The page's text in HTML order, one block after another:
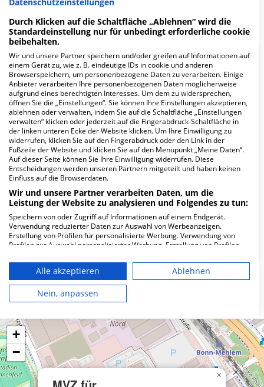
Mehr Informationen
FAQ
Hier ﬁnden Sie häuﬁg gestellte Fragen zu dieser Klinik.
Wie lautet die Adresse von MVZ für
Allgem.Medizin Bonn?
Mainzer Str. 45
53179 Bonn
Wie ist die Telefonnummer von MVZ für
Allgem.Medizin Bonn?
Karte
×
+
−
Durch Klicken auf die Schaltfläche „Ablehnen“ wird die
Standardeinstellung nur für unbedingt erforderliche cookie
beibehalten.
Wir und unsere Partner speichern und/oder greifen auf Informationen auf
einem Gerät zu, wie z. B. eindeutige IDs in cookie und anderen
Browserspeichern, um personenbezogene Daten zu verarbeiten. Einige
Anbieter verarbeiten Ihre personenbezogenen Daten möglicherweise
aufgrund eines berechtigten Interesses. Um dem zu widersprechen,
öffnen Sie die „Einstellungen“. Sie können Ihre Einstellungen akzeptieren,
ablehnen oder verwalten, indem Sie auf die Schaltfläche „Einstellungen
verwalten“ klicken oder jederzeit auf die Fingerabdruck-Schaltfläche in
der linken unteren Ecke der Website klicken. Um Ihre Einwilligung zu
widerrufen, klicken Sie auf den Fingerabdruck oder den Link in der
Fußzeile der Website und klicken Sie auf den Menüpunkt „Meine Daten“.
Auf dieser Seite können Sie Ihre Einwilligung widerrufen. Diese
Entscheidungen werden unseren Partnern mitgeteilt und haben keinen
Einfluss auf die Browserdaten.
Wir und unsere Partner verarbeiten Daten, um die
Leistung der Website zu analysieren und Folgendes zu tun:
Speichern von oder Zugriff auf Informationen auf einem Endgerät.
Verwendung reduzierter Daten zur Auswahl von Werbeanzeigen.
Erstellung von Profilen für personalisierte Werbung. Verwendung von
Profilen zur Auswahl personalisierter Werbung. Erstellung von Profilen
personalisierter Inhalte. Messung der Werbeleistung. Messung der
Performance von Inhalten. Analyse von Zielgruppen durch Statistiken
oder Kombinationen von Daten aus verschiedenen Quellen. Entwicklung
und Verbesserung der Angebote. Verwendung reduzierter Daten zur
Auswahl von Inhalten.
die USA gesendet werden.
Ihre Einwilligung und die cookie Richtlinie gelten ausschließlich für diese
Website/App.
Partnerliste anzeigen (1 IAB-Anbieter)
Wir nutzen Ihre Daten für folgende Zwecke:
Alle akzeptieren
Ablehnen
Nein, anpassen